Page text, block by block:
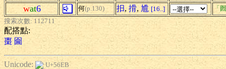
wat6 何(p.130) 抇, 搰, 尳 [16..]
「
搜索次數: 112711
配搭點:
棗 圇
Unicode:
U+56EB